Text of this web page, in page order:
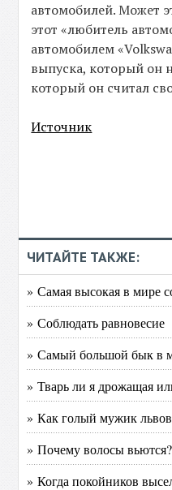
автомобилей. Может
этот «любитель
автомобилем
выпуска, который он
который он считал
Источник
ЧИТАЙТЕ ТАКЖЕ:
» Самая высокая в мире
» Соблюдать равновесие
» Самый большой бык в
» Тварь ли я дрожащая
» Как голый мужик
» Почему волосы вьются?
» Когда покойников